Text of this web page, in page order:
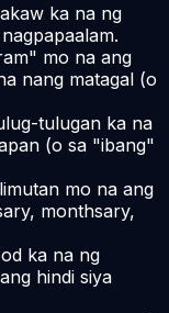
ka na ng
mo na ang
nang matagal (o
tulugan ka na
(o sa "ibang"
mo na ang
monthsary,
ka na ng
hindi siya